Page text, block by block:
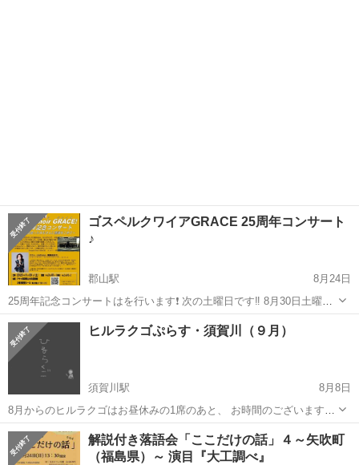
ゴスペルクワイアGRACE 25周年コンサート
♪
郡山駅
8月24日
25周年記念コンサートはを行います❗️ 次の土曜日です‼️ 8月30日土曜
日 15時〜 ぜひいらしてください☺️ アサカ理研郡山中央図書館 3F
です。 入場無料です😆 自由席です。席は予約できません🙇 駐車場に
限りがありま...
福島 郡山市 郡山駅 コンサート/ショー 立体駐車場
ヒルラクゴぷらす・須賀川（９月）
須賀川駅
8月8日
8月からのヒルラクゴはお昼休みの1席のあと、 お時間のございます方
にもう1席お楽しみ頂ける『ヒルラクゴぷらす』に進化します。 1席の
みの方も、2席みっちりお楽しみ頂ける方も、 どちらのお客様も大歓
迎でお待ちして...
福島 須賀川市 須賀川駅 コンサート/ショー
解説付き落語会「ここだけの話」４～矢吹町
（福島県）～ 演目『大工調べ』